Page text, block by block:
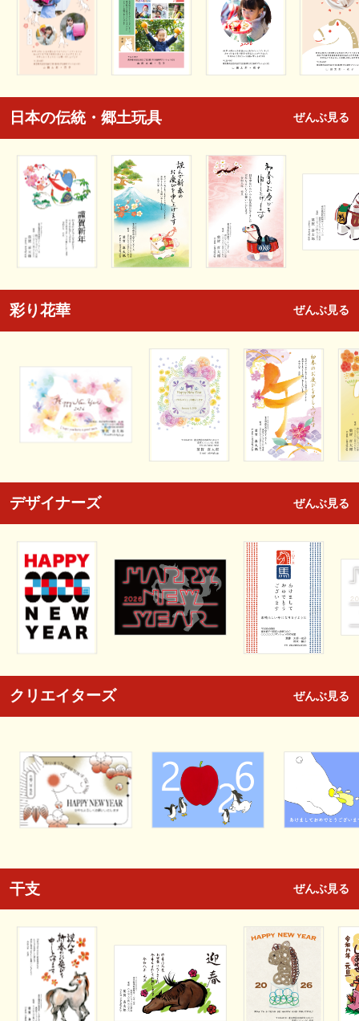
日本の伝統・郷土玩具 ぜんぶ見る
彩り花華 ぜんぶ見る
デザイナーズ ぜんぶ見る
クリエイターズ ぜんぶ見る
干支 ぜんぶ見る